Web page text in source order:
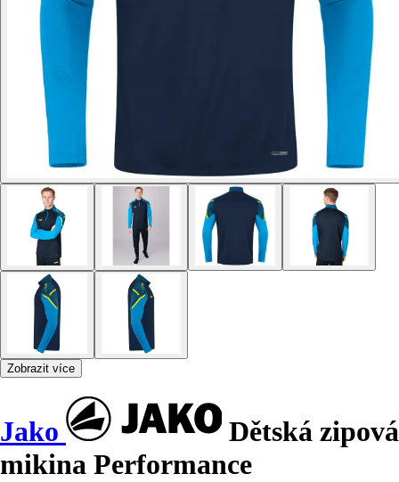
Zobrazit více
Jako
Dětská zipová
mikina Performance